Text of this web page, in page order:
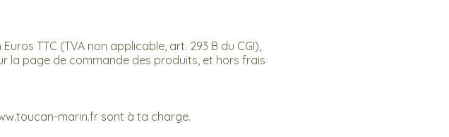
TTC (TVA non applicable, art. 293 B du CGI),
la page de commande des produits, et hors frais
marin.fr sont à ta charge.